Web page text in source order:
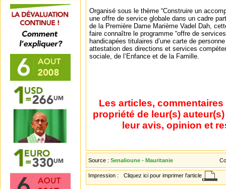
Organisé sous le thème “Construire un
une offre de service globale dans un cadre
de la Première Dame Marième Vadel Dah,
faire connaître le programme “offre de
handicapées titulaires d’une carte de
attestation des directions et services
sociale, de l’Enfance et de la Famille.
Les articles,
propriété de leur(s)
leur avis, opinion et
Source : Senalioune - Mauritanie
Impression : Cliquez ici pour imprimer l'article